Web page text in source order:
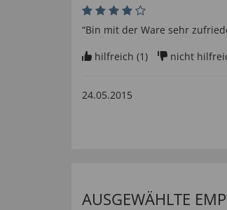
“Bin mit der Ware sehr
hilfreich (1) nicht
24.05.2015
AUSGEWÄHLTE